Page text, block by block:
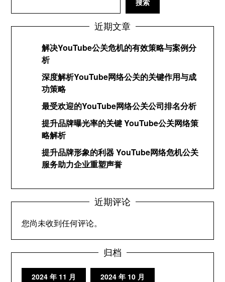
搜索
近期文章
解决YouTube公关危机的有效策略与案例分
析
深度解析YouTube网络公关的关键作用与成
功策略
最受欢迎的YouTube网络公关公司排名分析
提升品牌曝光率的关键 YouTube公关网络策
略解析
提升品牌形象的利器 YouTube网络危机公关
服务助力企业重塑声誉
近期评论
您尚未收到任何评论。
归档
2024 年 11 月 2024 年 10 月